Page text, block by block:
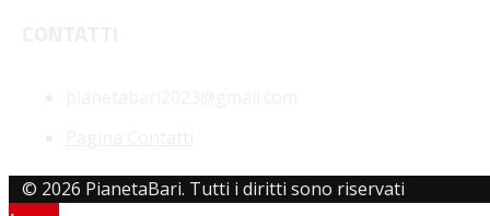
© 2026 PianetaBari. Tutti i diritti sono riservati